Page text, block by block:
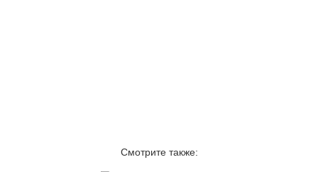
Смотрите также: